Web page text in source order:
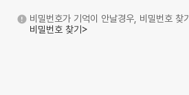
비밀번호가 기억이 안날경우, 비밀번호 찾
비밀번호 찾기>